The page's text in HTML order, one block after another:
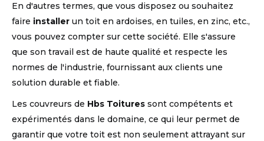
En d'autres termes, que vous disposez ou souhaitez
faire installer un toit en ardoises, en tuiles, en zinc, etc.,
vous pouvez compter sur cette société. Elle s'assure
que son travail est de haute qualité et respecte les
normes de l'industrie, fournissant aux clients une
solution durable et fiable.
Les couvreurs de Hbs Toitures sont compétents et
expérimentés dans le domaine, ce qui leur permet de
garantir que votre toit est non seulement attrayant sur